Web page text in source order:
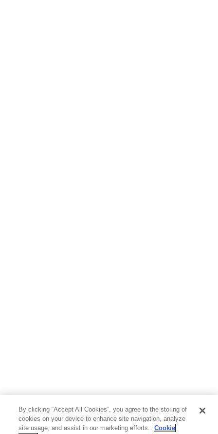
By clicking “Accept All Cookies”, you agree to the storing of
cookies on your device to enhance site navigation, analyze
site usage, and assist in our marketing efforts.
Cookie